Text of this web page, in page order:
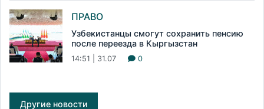
ПРАВО
Узбекистанцы смогут сохранить пенсию
после переезда в Кыргызстан
14:51 | 31.07 0
Другие новости